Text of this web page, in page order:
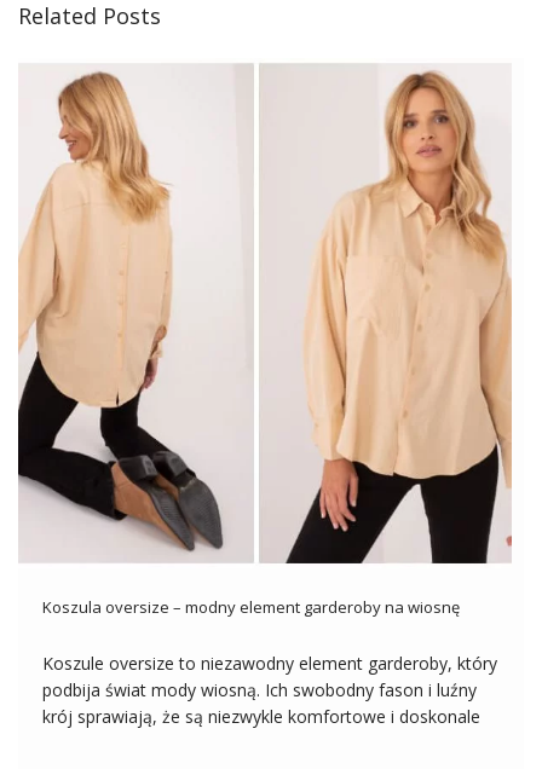
Related Posts
Koszula oversize – modny element garderoby na wiosnę
Koszule oversize to niezawodny element garderoby, który
podbija świat mody wiosną. Ich swobodny fason i luźny
krój sprawiają, że są niezwykle komfortowe i doskonale